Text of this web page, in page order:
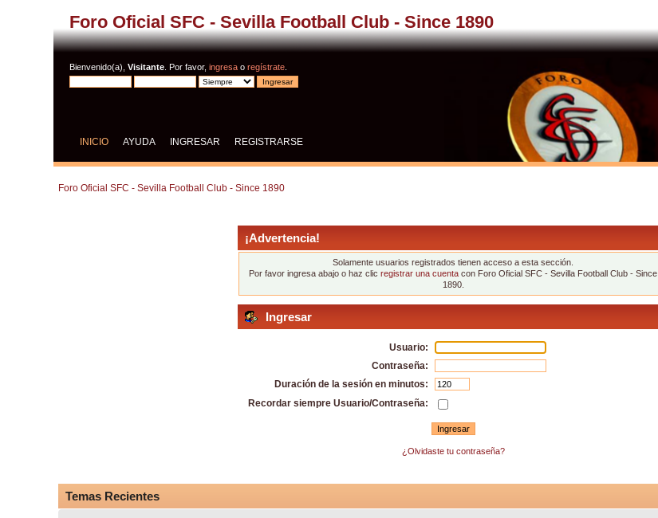
Foro Oficial SFC - Sevilla Football Club - Since 1890
Bienvenido(a),Visitante . Por favor,ingresa oregístrate
INICIO AYUDA INGRESAR REGISTRARSE
Foro Oficial SFC - Sevilla Football Club - Since 1890
¡Advertencia!
Solamente usuarios registrados tienen acceso a esta sección.
Por favor ingresa abajo o haz clicregistrar una cuenta con Foro Oficial SFC - Sevilla Football Club - Since
1890.
Ingresar
Usuario:
Contraseña:
Duración de la sesión en minutos:
Recordar siempre Usuario/Contraseña:
¿Olvidaste tu contraseña?
Temas Recientes